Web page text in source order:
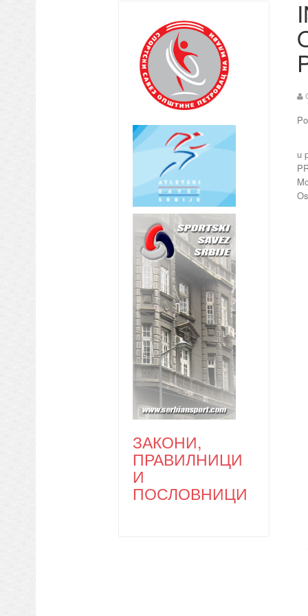
u
ЗАКОНИ,
ПРАВИЛНИЦИ
И
ПОСЛОВНИЦИ